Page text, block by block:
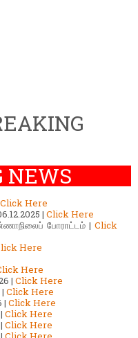
NEWS
Click Here
| Click Here
போராட்டம் | Click
Here
Here
| Click Here
Click Here
| Click Here
Click Here
Click Here